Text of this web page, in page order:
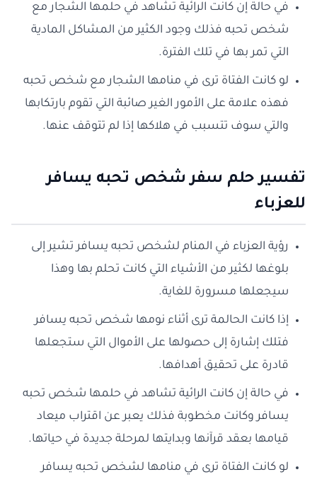
في حالة إن كانت الرائية تشاهد في حلمها الشجار مع
شخص تحبه فذلك وجود الكثير من المشاكل المادية
التي تمر بها في تلك الفترة.
لو كانت الفتاة ترى في منامها الشجار مع شخص تحبه
فهذه علامة على الأمور الغير صائبة التي تقوم بارتكابها
والتي سوف تتسبب في هلاكها إذا لم تتوقف عنها.
تفسير حلم سفر شخص تحبه يسافر
للعزباء
رؤية العزباء في المنام لشخص تحبه يسافر تشير إلى
بلوغها لكثير من الأشياء التي كانت تحلم بها وهذا
سيجعلها مسرورة للغاية.
إذا كانت الحالمة ترى أثناء نومها شخص تحبه يسافر
فتلك إشارة إلى حصولها على الأموال التي ستجعلها
قادرة على تحقيق أهدافها.
في حالة إن كانت الرائية تشاهد في حلمها شخص تحبه
يسافر وكانت مخطوبة فذلك يعبر عن اقتراب ميعاد
قيامها بعقد قرآنها وبدايتها لمرحلة جديدة في حياتها.
لو كانت الفتاة ترى في منامها لشخص تحبه يسافر